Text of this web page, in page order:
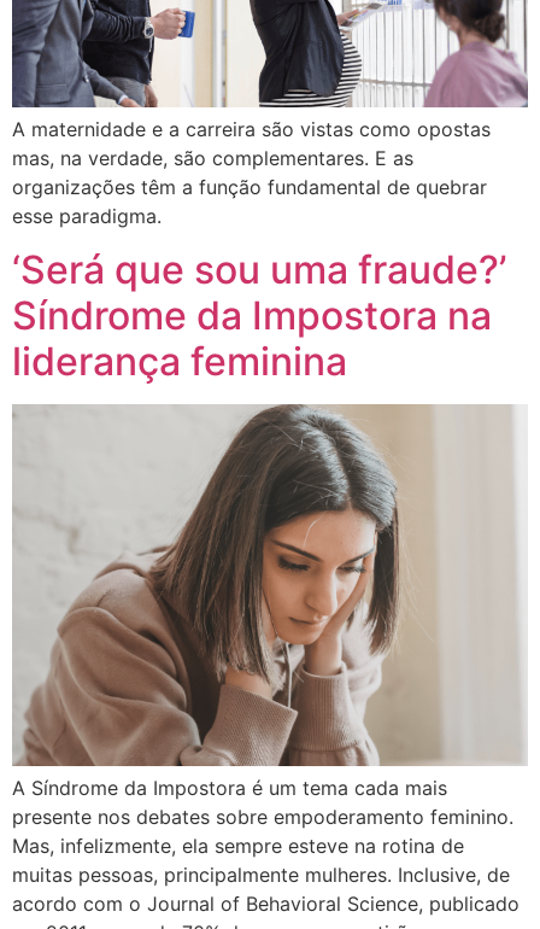
A maternidade e a carreira são vistas como opostas
mas, na verdade, são complementares. E as
organizações têm a função fundamental de quebrar
esse paradigma.
‘Será que sou uma fraude?’
Síndrome da Impostora na
liderança feminina
A Síndrome da Impostora é um tema cada mais
presente nos debates sobre empoderamento feminino.
Mas, infelizmente, ela sempre esteve na rotina de
muitas pessoas, principalmente mulheres. Inclusive, de
acordo com o Journal of Behavioral Science, publicado